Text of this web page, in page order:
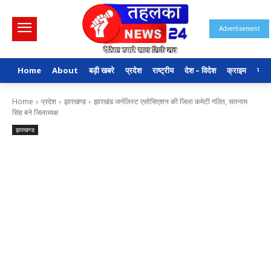
Advertisement
Home About बड़ी खबरे प्रदेश राष्ट्रीय देश – विदेश क्राइम
Home प्रदेश झारखण्ड
झारखंड जर्नलिस्ट एसोसिएशन की जिला कमेटी गठित, सतनाम
सिंह बने जिलाध्यक्ष
झारखण्ड